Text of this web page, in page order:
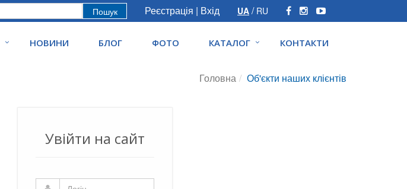
UA / RU
Реєстрація | Вхід
Пошук
НОВИНИ БЛОГ ФОТО КАТАЛОГ КОНТАКТИ
Головна Об'єкти наших клієнтів
Увійти на сайт